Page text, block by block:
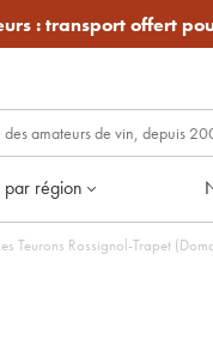
:transport offert
par région
Teurons Rossignol-Trapet